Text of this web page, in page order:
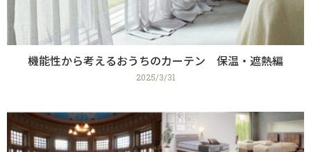
機能性から考えるおうちのカーテン 保温・遮熱編
2025/3/31